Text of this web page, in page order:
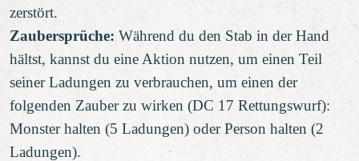
zerstört.
Zaubersprüche: Während du den Stab in der Hand
hältst, kannst du eine Aktion nutzen, um einen Teil
seiner Ladungen zu verbrauchen, um einen der
folgenden Zauber zu wirken (DC 17 Rettungswurf):
Monster halten (5 Ladungen) oder Person halten (2
Ladungen).